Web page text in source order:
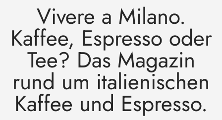
Vivere a Milano.
Kaffee, Espresso oder
Tee? Das Magazin
rund um italienischen
Kaffee und Espresso.